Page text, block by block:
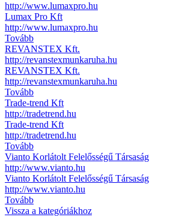
http://www.lumaxpro.hu
Lumax Pro Kft
http://www.lumaxpro.hu
Tovább
REVANSTEX Kft.
http://revanstexmunkaruha.hu
REVANSTEX Kft.
http://revanstexmunkaruha.hu
Tovább
Trade-trend Kft
http://tradetrend.hu
Trade-trend Kft
http://tradetrend.hu
Tovább
Vianto Korlátolt Felelősségű Társaság
http://www.vianto.hu
Vianto Korlátolt Felelősségű Társaság
http://www.vianto.hu
Tovább
Vissza a kategóriákhoz